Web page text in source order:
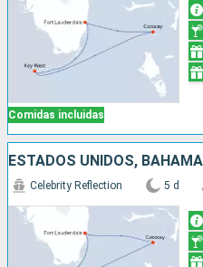
Comidas incluidas
ESTADOS UNIDOS,
Celebrity Reflection 5 d